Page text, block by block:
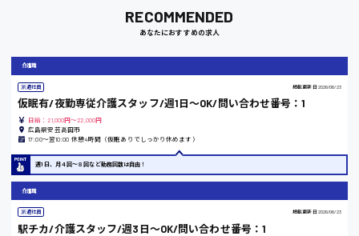
大阪府
竹原市
熊本県
時給1300円〜
RECOMMENDED
あなたにおすすめの求人
介護職
派遣社員 掲載更新日 2026/06/23
仮眠有/夜勤専従介護スタッフ/週1日〜OK/問い合わせ番号：1
日給：21,000円～22,000円
広島県安芸高田市
17:00〜翌10:00 休憩4時間（仮眠ありでしっかり休めます）
週1日、月４回〜８回など勤務回数は自由！
介護職
派遣社員 掲載更新日 2026/06/23
駅チカ/介護スタッフ/週3日〜OK/問い合わせ番号：1